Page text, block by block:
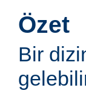
Özet
Bir